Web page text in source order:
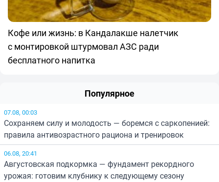
Кофе или жизнь: в Кандалакше налетчик
с монтировкой штурмовал АЗС ради
бесплатного напитка
Популярное
07.08, 00:03
Сохраняем силу и молодость — боремся с саркопенией:
правила антивозрастного рациона и тренировок
06.08, 20:41
Августовская подкормка — фундамент рекордного
урожая: готовим клубнику к следующему сезону